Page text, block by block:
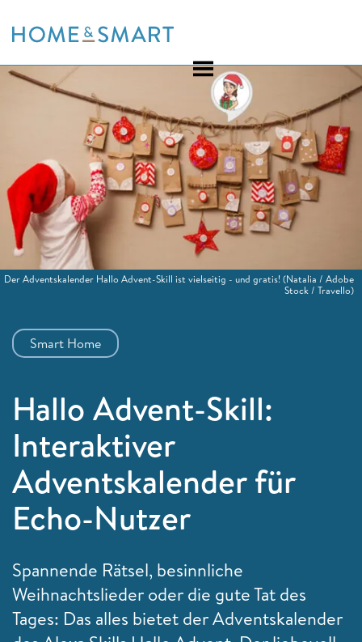
to
Smart Home
Hallo Advent-Skill:
Interaktiver
Adventskalender für
Echo-Nutzer
Spannende Rätsel, besinnliche
Weihnachtslieder oder die gute Tat des
Tages: Das alles bietet der Adventskalender
Der Adventskalender Hallo Advent-Skill ist vielseitig - und gratis!(Natalia / Adobe
Stock / Travello)